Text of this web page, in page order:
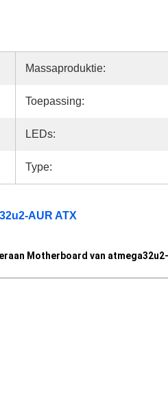
Massaproduktie:
Toepassing:
LEDs:
Type:
AUR ATX
Motherboard van atmega32u2-